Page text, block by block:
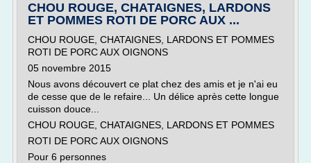
CHOU ROUGE, CHATAIGNES, LARDONS
ET POMMES ROTI DE PORC AUX ...
CHOU ROUGE, CHATAIGNES, LARDONS ET POMMES
ROTI DE PORC AUX OIGNONS
05 novembre 2015
Nous avons découvert ce plat chez des amis et je n'ai eu
de cesse que de le refaire... Un délice après cette longue
cuisson douce...
CHOU ROUGE, CHATAIGNES, LARDONS ET POMMES
ROTI DE PORC AUX OIGNONS
Pour 6 personnes